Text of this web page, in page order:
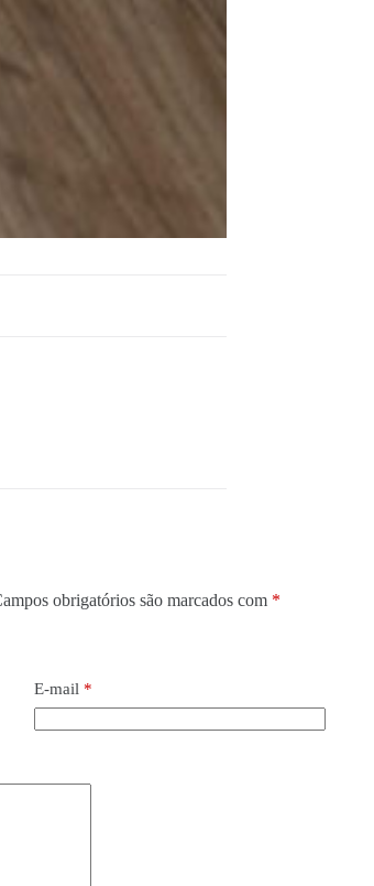
obrigatórios são marcados com *
E-mail*